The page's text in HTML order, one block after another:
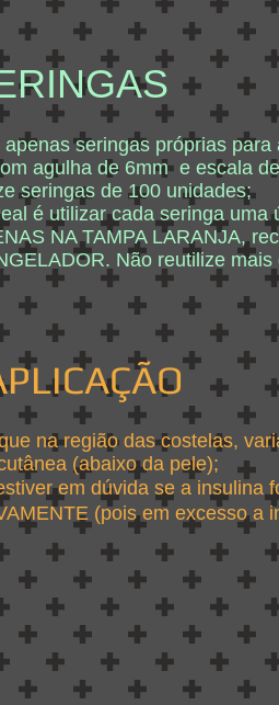
apenas seringas próprias
agulha de 6mm e escala
seringas de 100 unidades;
é utilizar cada seringa uma
NA TAMPA LARANJA,
Não reutilize mais
na região das costelas,
(abaixo da pele);
em dúvida se a insulina
(pois em excesso a